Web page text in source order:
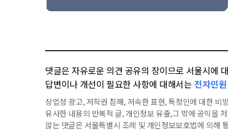
댓글은 자유로운 의견 공유의 장이므로 서울시에
답변이나 개선이 필요한 사항에 대해서는 전자민
상업성 광고, 저작권 침해, 저속한 표현, 특정인에 대한 비
유사한 내용의 반복적 글, 개인정보 유출,그 밖에 공익을
않는 댓글은 서울특별시 조례 및 개인정보보호법에 의해